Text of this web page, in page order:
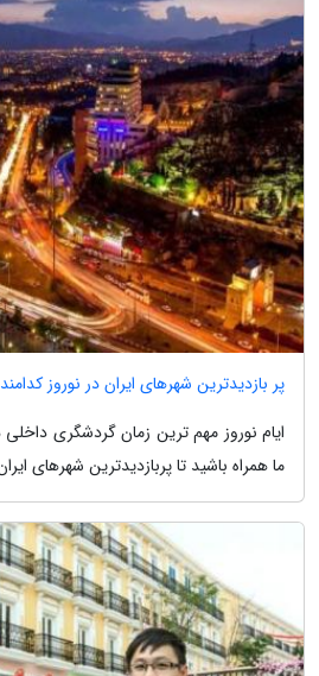
پر بازدیدترین شهرهای ایران در نوروز
ایام نوروز مهم ترین زمان گردشگری داخلی
ما همراه باشید تا پربازدیدترین شهرهای